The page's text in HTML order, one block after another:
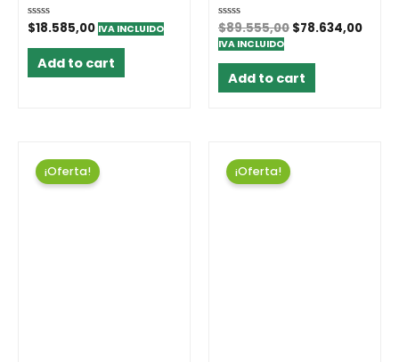
Rated
0
out
$18.585,00 IVA INCLUIDO
Add to cart
Rated
0
out
$89.555,00 $78.634,00
IVA INCLUIDO
Add to cart
¡Oferta! ¡Oferta!